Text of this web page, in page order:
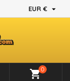
EUR € 
shopping_cart0
×
×
×
produits à